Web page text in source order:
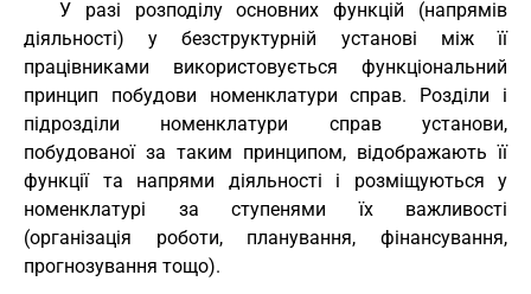
У разі розподілу основних функцій (напрямів
діяльності) у безструктурній установі між її
працівниками використовується функціональний
принцип побудови номенклатури справ. Розділи і
підрозділи номенклатури справ установи,
побудованої за таким принципом, відображають її
функції та напрями діяльності і розміщуються у
номенклатурі за ступенями їх важливості
(організація роботи, планування, фінансування,
прогнозування тощо).